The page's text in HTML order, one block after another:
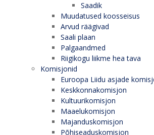
Saadik
Muudatused koosseisus
Arvud räägivad
Saali plaan
Palgaandmed
Riigikogu liikme hea tava
Komisjonid
Euroopa Liidu asjade
Keskkonnakomisjon
Kultuurikomisjon
Maaelukomisjon
Majanduskomisjon
Põhiseaduskomisjon